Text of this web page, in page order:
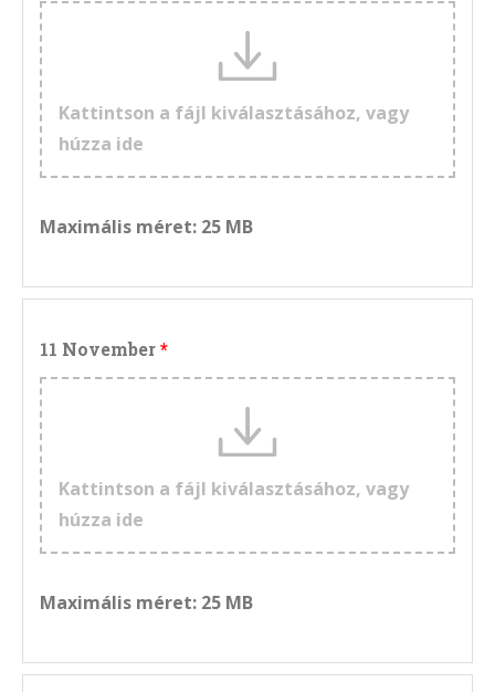
Kattintson a fájl kiválasztásához, vagy
húzza ide
Maximális méret: 25 MB
11 November
Kattintson a fájl kiválasztásához, vagy
húzza ide
Maximális méret: 25 MB